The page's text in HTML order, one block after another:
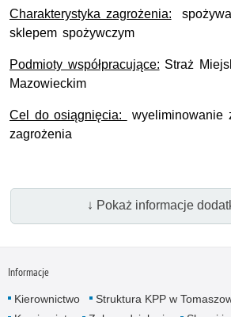
Charakterystyka zagrożenia:
sklepem spożywczym
Podmioty współpracujące: Straż
Mazowieckim
Cel do osiągnięcia:
wyeliminowanie
zagrożenia
↓ Pokaż informacje
Informacje
Kierownictwo
Struktura KPP w